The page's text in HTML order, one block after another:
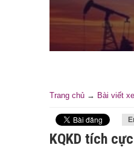
Trang chủ → Bài viết
KQKD tích